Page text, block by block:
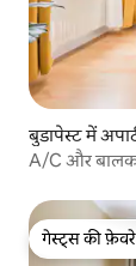
बुडापेस्ट में
A/C और
गेस्ट्स की
गेस्ट्स की